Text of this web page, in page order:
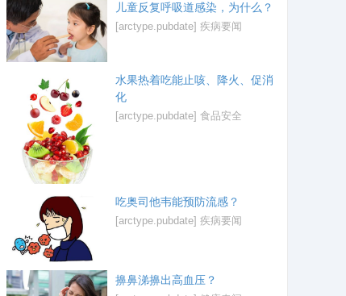
儿童反复呼吸道感染，为什么？
[arctype.pubdate] 疾病要闻
水果热着吃能止咳、降火、促消
化
[arctype.pubdate] 食品安全
吃奥司他韦能预防流感？
[arctype.pubdate] 疾病要闻
擤鼻涕擤出高血压？